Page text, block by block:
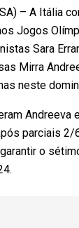
– A Itália
Jogos
Sara
Mirra
neste
Andreeva
parciais
o